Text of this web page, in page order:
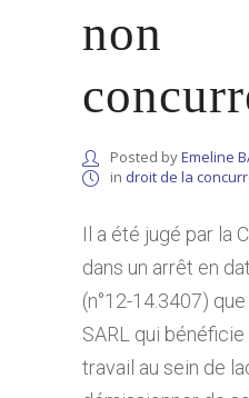
non
Posted byEmeline
in droit de la
Il a été jugé par la
dans un arrêt en
(n°12-14.3407)
SARL qui
travail au sein de